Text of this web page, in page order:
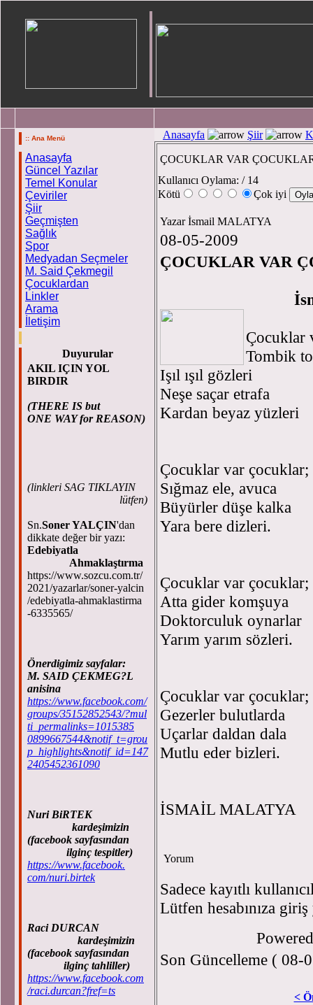
:: Ana Menü
Anasayfa
Güncel Yazılar
Temel Konular
Çeviriler
Şiir
Geçmişten
Sağlık
Spor
Medyadan Seçmeler
M. Said Çekmegil
Çocuklardan
Linkler
Arama
İletişim
Duyurular
AKIL IÇIN YOL
BIRDIR
(THERE IS but
ONE WAY for REASON)
(linkleri SAG TIKLAYIN
lütfen)
Sn.Soner YALÇIN'dan
dikkate değer bir yazı:
Edebiyatla
Ahmaklaştırma
https://www.sozcu.com.tr/
2021/yazarlar/soner-yalcin
/edebiyatla-ahmaklastirma
-6335565/
Önerdigimiz sayfalar:
M. SAID ÇEKMEG?L
anisina
https://www.facebook.com/
groups/35152852543/?mul
ti_permalinks=1015385
0899667544&notif_t=grou
p_highlights&notif_id=147
2405452361090
Nuri BiRTEK
kardeşimizin
(facebook sayfasından
ilginç tespitler)
https://www.facebook.
com/nuri.birtek
Raci DURCAN
kardeşimizin
(facebook sayfasından
ilginç tahliller)
https://www.facebook.com
/raci.durcan?fref=ts
Anasayfa Şiir
ÇOCUKLAR VAR
Kullanıcı Oylama: / 14
Kötü
Çok iyi
Yazar İsmail MALATYA
08-05-2009
ÇOCUKLAR VAR
Çocuklar
Tombik
Işıl ışıl gözleri
Neşe saçar etrafa
Kardan beyaz yüzleri
Çocuklar var çocuklar;
Sığmaz ele, avuca
Büyürler düşe kalka
Yara bere dizleri.
Çocuklar var çocuklar;
Atta gider komşuya
Doktorculuk oynarlar
Yarım yarım sözleri.
Çocuklar var çocuklar;
Gezerler bulutlarda
Uçarlar daldan dala
Mutlu eder bizleri.
İSMAİL MALATYA
Yorum
Sadece kayıtlı
Lütfen hesabınıza
Son Güncelleme ( 08-
<